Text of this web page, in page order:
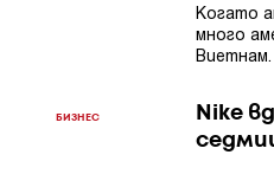
Когато
много
Виетнам.
БИЗНЕС
Nike